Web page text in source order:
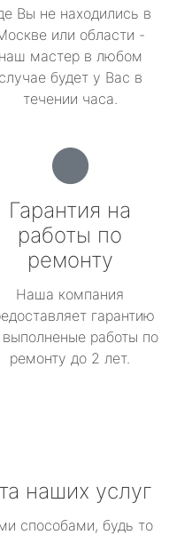
Вы не находились в
или области -
наш мастер в любом
случае будет у Вас в
течении часа.
Гарантия на
работы по
ремонту
Наша компания
гарантию
выполненые работы по
ремонту до 2 лет.
наших услуг
способами, будь то